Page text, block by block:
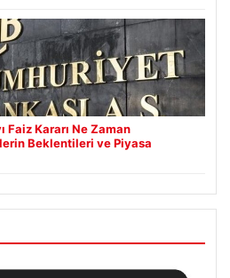
Faiz Kararı Ne Zaman
Beklentileri ve Piyasa